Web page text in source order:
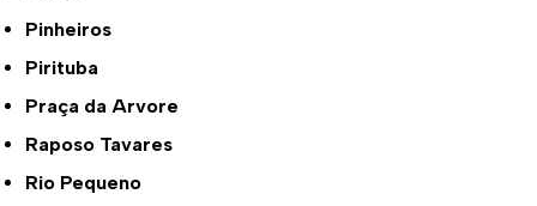
Pinheiros
Pirituba
Praça da Arvore
Raposo Tavares
Rio Pequeno